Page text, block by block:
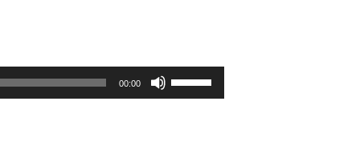
00:00
Use
Up/Down